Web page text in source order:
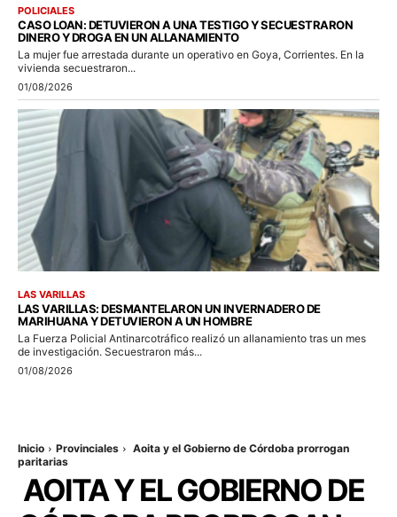
POLICIALES
CASO LOAN: DETUVIERON A UNA TESTIGO Y SECUESTRARON
DINERO Y DROGA EN UN ALLANAMIENTO
La mujer fue arrestada durante un operativo en Goya, Corrientes. En la
vivienda secuestraron...
01/08/2026
LAS VARILLAS
LAS VARILLAS: DESMANTELARON UN INVERNADERO DE
MARIHUANA Y DETUVIERON A UN HOMBRE
La Fuerza Policial Antinarcotráfico realizó un allanamiento tras un mes
de investigación. Secuestraron más...
01/08/2026